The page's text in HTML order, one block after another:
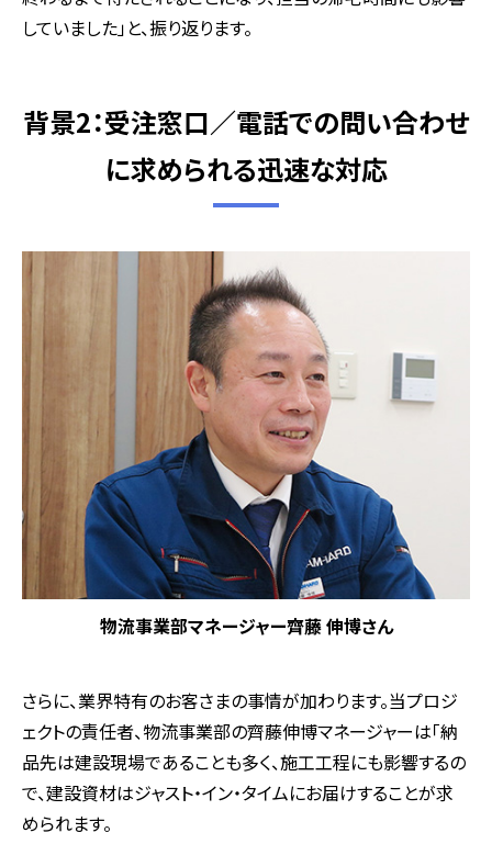
していました」と、振り返ります。
背景2：受注窓口／電話での問い合わせ
に求められる迅速な対応
物流事業部マネージャー齊藤 伸博さん
さらに、業界特有のお客さまの事情が加わります。当プロジ
ェクトの責任者、物流事業部の齊藤伸博マネージャーは「納
品先は建設現場であることも多く、施工工程にも影響するの
で、建設資材はジャスト・イン・タイムにお届けすることが求
められます。